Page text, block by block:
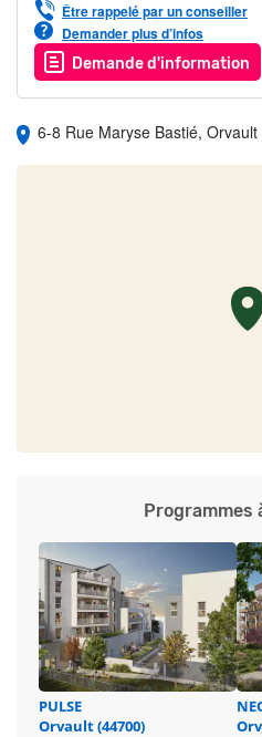
sont disponibles sur le site
www.georisques.gouv.fr
Être rappelé par un conseiller
Demander plus d’infos
Demande d'information
6-8 Rue Maryse Bastié,
Programmes
PULSE
Orvault (44700)